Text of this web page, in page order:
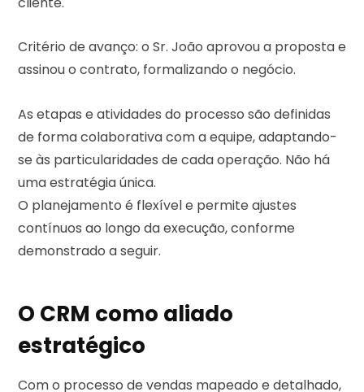
Critério de avanço: o Sr. João aprovou a proposta e
assinou o contrato, formalizando o negócio.
As etapas e atividades do processo são definidas
de forma colaborativa com a equipe, adaptando-
se às particularidades de cada operação. Não há
uma estratégia única.
O planejamento é flexível e permite ajustes
contínuos ao longo da execução, conforme
demonstrado a seguir.
O CRM como aliado
estratégico
Com o processo de vendas mapeado e detalhado,